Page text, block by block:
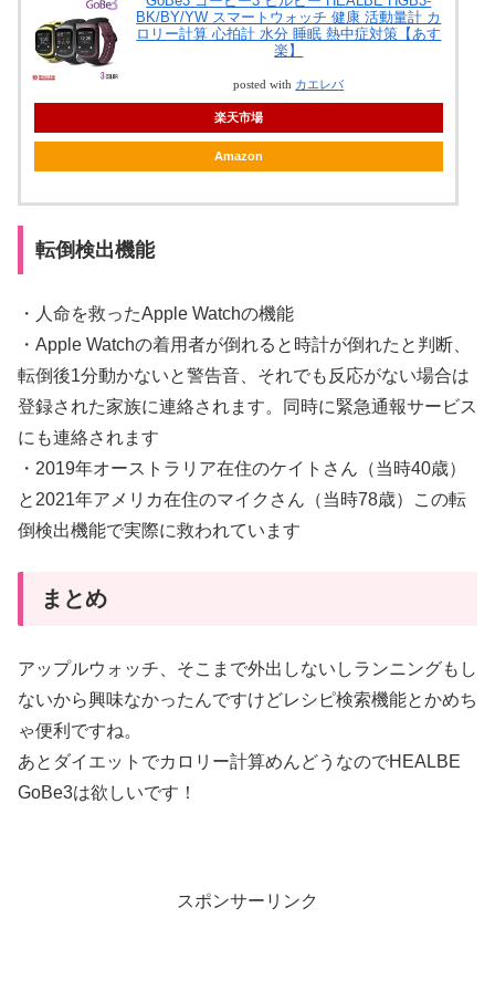
BK/BY/YW スマートウォッチ 健康 活動量計 カ
ロリー計算 心拍計 水分 睡眠 熱中症対策【あす
楽】
posted with カエレバ
楽天市場
Amazon
転倒検出機能
・人命を救ったApple Watchの機能
・Apple Watchの着用者が倒れると時計が倒れたと判断、
転倒後1分動かないと警告音、それでも反応がない場合は
登録された家族に連絡されます。同時に緊急通報サービス
にも連絡されます
・2019年オーストラリア在住のケイトさん（当時40歳）
と2021年アメリカ在住のマイクさん（当時78歳）この転
倒検出機能で実際に救われています
まとめ
アップルウォッチ、そこまで外出しないしランニングもし
ないから興味なかったんですけどレシピ検索機能とかめち
ゃ便利ですね。
あとダイエットでカロリー計算めんどうなのでHEALBE
GoBe3は欲しいです！
スポンサーリンク